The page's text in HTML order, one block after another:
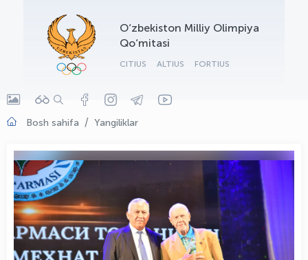
O‘zbekiston Milliy Olimpiya
Qo‘mitasi
CITIUS ALTIUS FORTIUS
Bosh sahifa Yangiliklar
OLYMPCHIK AI - yordamchi
Onlayn · olympic.uz